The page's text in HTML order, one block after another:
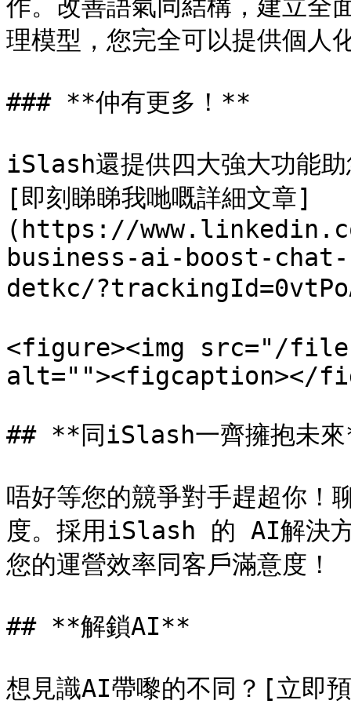
作。改善語氣同結構，建立全
理模型，您完全可以提供個人
### **仲有更多！**
iSlash還提供四大強大功能助
[即刻睇睇我哋嘅詳細文章]
(https://
business-ai-boost-
detkc/
<figure><img src="/
alt=""><figcaption></
## **同iSlash一齊擁抱未
唔好等您的競爭對手趕超你！
度。採用iSlash 的 AI解決方
您的運營效率同客戶滿意度！
## **解鎖AI**
想見識AI帶嚟的不同？[立即